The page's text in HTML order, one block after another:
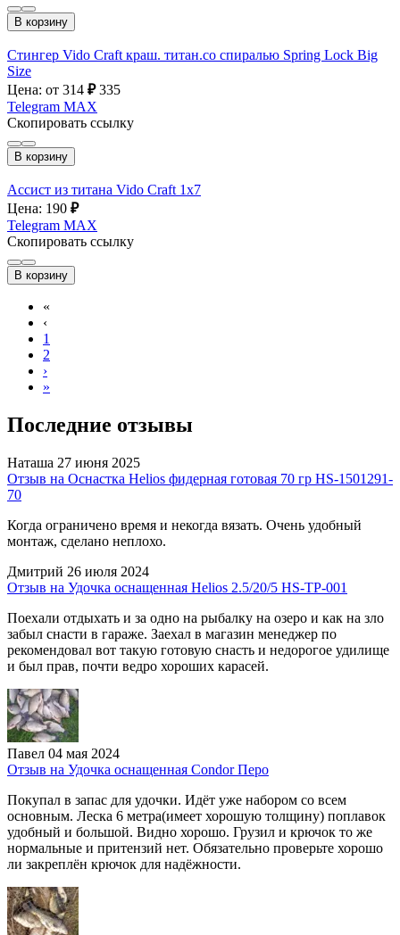
В корзину
Стингер Vido Craft краш. титан.со спиралью Spring Lock Big
Size
Цена: от 314 ₽ 335
Telegram MAX
Скопировать ссылку
В корзину
Ассист из титана Vido Craft 1х7
Цена: 190 ₽
Telegram MAX
Скопировать ссылку
В корзину
«
‹
1
2
›
»
Последние отзывы
Наташа 27 июня 2025
Отзыв на Оснастка Helios фидерная готовая 70 гр HS-1501291-
70
Когда ограничено время и некогда вязать. Очень удобный
монтаж, сделано неплохо.
Дмитрий 26 июля 2024
Отзыв на Удочка оснащенная Helios 2.5/20/5 HS-TP-001
Поехали отдыхать и за одно на рыбалку на озеро и как на зло
забыл снасти в гараже. Заехал в магазин менеджер по
рекомендовал вот такую готовую снасть и недорогое удилище
и был прав, почти ведро хороших карасей.
Павел 04 мая 2024
Отзыв на Удочка оснащенная Condor Перо
Покупал в запас для удочки. Идёт уже набором со всем
основным. Леска 6 метра(имеет хорошую толщину) поплавок
удобный и большой. Видно хорошо. Грузил и крючок то же
нормальные и притензий нет. Обязательно проверьте хорошо
ли закреплён крючок для надёжности.